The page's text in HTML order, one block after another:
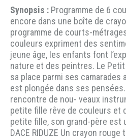
Synopsis : Programme de 6
encore dans une boîte de
programme de courts-
couleurs expriment des
jeune âge, les enfants font
nature et des peintres. Le Petit
sa place parmi ses camarades
est plongée dans ses
rencontre de nou- veaux
petite fille rêve de couleurs et
petite fille, son grand-père est
DACE RIDUZE Un crayon